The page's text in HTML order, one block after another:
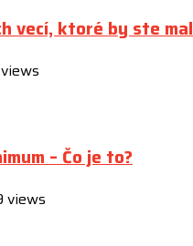
vecí, ktoré by ste
– Čo je to?
views